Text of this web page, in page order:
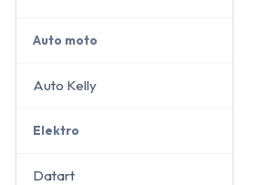
Auto moto
Auto Kelly
Elektro
Datart